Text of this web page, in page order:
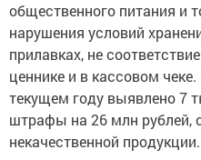
общественного питания и
нарушения условий
прилавках, не
ценнике и в кассовом
текущем году выявлено 7
штрафы на 26 млн рублей,
некачественной продукции.